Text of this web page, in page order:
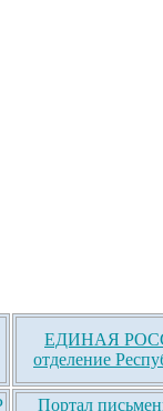
ЕДИНАЯ
отделение
Портал